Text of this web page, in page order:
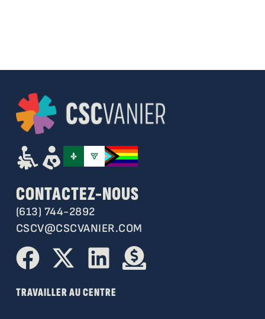
CONTACTEZ-NOUS
(613) 744-2892
CSCV@CSCVANIER.COM
TRAVAILLER AU CENTRE